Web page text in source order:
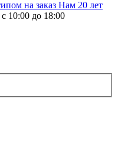
Нам 20 лет
с 10:00 до 18:00